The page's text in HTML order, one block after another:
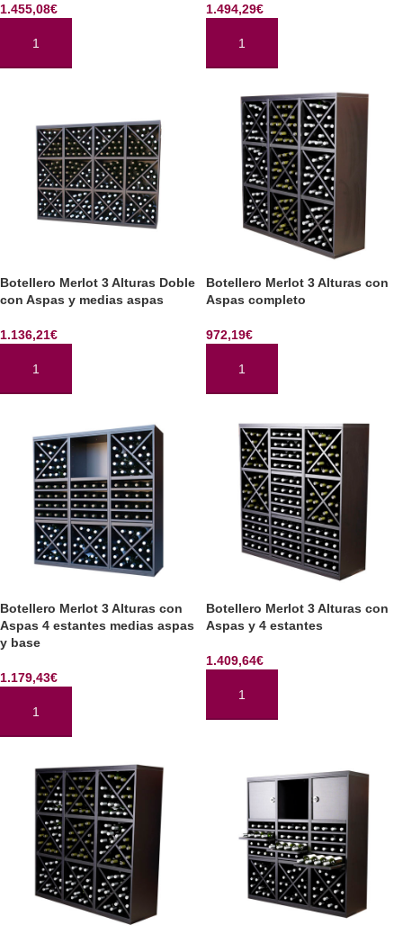
1.455,08€
AÑADIR AL CARRITO
1.494,29€
AÑADIR AL CARRITO
Botellero Merlot 3 Alturas Doble
con Aspas y medias aspas
1.136,21€
AÑADIR AL CARRITO
Botellero Merlot 3 Alturas con
Aspas completo
972,19€
AÑADIR AL CARRITO
Botellero Merlot 3 Alturas con
Aspas 4 estantes medias aspas
y base
1.179,43€
AÑADIR AL CARRITO
Botellero Merlot 3 Alturas con
Aspas y 4 estantes
1.409,64€
AÑADIR AL CARRITO